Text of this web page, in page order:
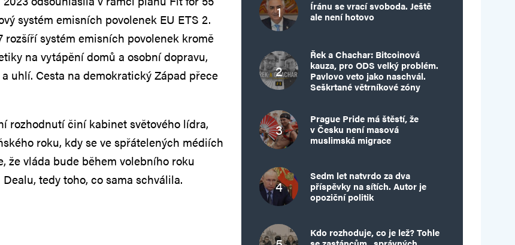
systém emisních povolenek EU ETS 2.
rozšíří systém emisních povolenek kromě
na vytápění domů a osobní dopravu,
uhlí. Cesta na demokratický Západ přece
rozhodnutí činí kabinet světového lídra,
roku, kdy se ve spřátelených médiích
že vláda bude během volebního roku
tedy toho, co sama schválila.
Íránu se vrací svoboda. Ještě
ale není hotovo
Řek a Chachar: Bitcoinová
kauza, pro ODS velký problém.
Pavlovo veto jako naschvál.
Seškrtané větrníkové zóny
Prague Pride má štěstí, že
v Česku není masová
muslimská migrace
Sedm let natvrdo za dva
příspěvky na sítích. Autor je
opoziční politik
Kdo rozhoduje, co je lež? Tohle